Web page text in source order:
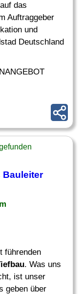
das
Auftraggeber
und
Deutschland
Bauleiter
führenden
. Was uns
ist unser
geben über